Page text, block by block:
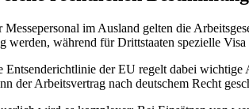
Messepersonal im Ausland gelten die
werden, während für Drittstaaten spezielle
Entsenderichtlinie der EU regelt dabei wichtige
der Arbeitsvertrag nach deutschem Recht